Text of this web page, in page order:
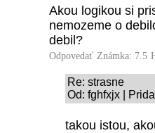
Akou logikou si
nemozeme o
debil?
Odpovedať Známka: 7.5
Re: strasne
Od: fghfxjx |
takou istou,